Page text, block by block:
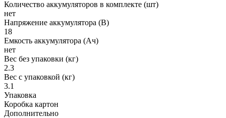
Количество аккумуляторов в комплекте (шт)
нет
Напряжение аккумулятора (В)
18
Емкость аккумулятора (Ач)
нет
Вес без упаковки (кг)
2.3
Вес с упаковкой (кг)
3.1
Упаковка
Коробка картон
Дополнительно